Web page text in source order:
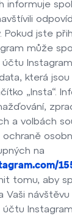
informuje
Pokud jste
může
která jsou
„Insta“.
a volbách
na
tomu, aby
Vaši